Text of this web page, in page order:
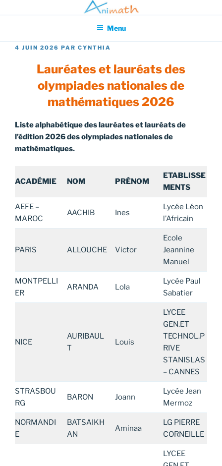
au
principal
Association pour l'Animation en Mathématiques
Menu
PUBLIÉ
4 JUIN 2026 PAR CYNTHIA
Lauréates et lauréats des
olympiades nationales de
mathématiques 2026
Liste alphabétique des lauréates et lauréats de
l’édition 2026 des olympiades nationales de
mathématiques.
ACADÉMIE NOM PRÉNOM
ETABLISSE
MENTS
AEFE –
MAROC
AACHIB Ines
Lycée Léon
l’Africain
PARIS ALLOUCHE Victor
Ecole
Jeannine
Manuel
MONTPELLI
ER
ARANDA Lola
Lycée Paul
Sabatier
NICE
AURIBAUL
T
Louis
LYCEE
GEN.ET
TECHNOL.P
RIVE
STANISLAS
– CANNES
STRASBOU
RG
BARON Joann
Lycée Jean
Mermoz
NORMANDI
E
BATSAIKH
AN
Aminaa
LG PIERRE
CORNEILLE
LYCEE